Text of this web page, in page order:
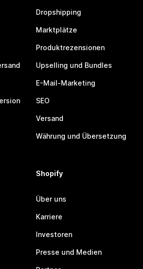
Dropshipping
Marktplätze
Produktrezensionen
Upselling und Bundles
E-Mail-Marketing
SEO
Versand
Währung und Übersetzung
Shopify
Über uns
Karriere
Investoren
Presse und Medien